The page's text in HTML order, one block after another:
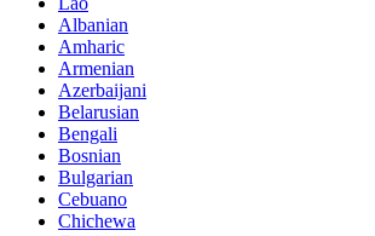
Albanian
Amharic
Armenian
Azerbaijani
Belarusian
Bengali
Bosnian
Bulgarian
Cebuano
Chichewa